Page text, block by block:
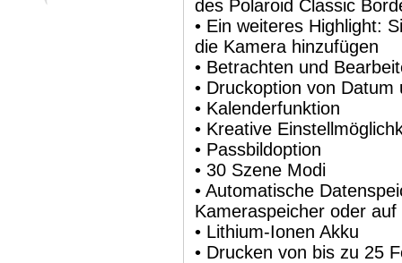
des Polaroid Classic
• Ein weiteres Highlight:
die Kamera hinzufügen
• Betrachten und
• Druckoption von
• Kalenderfunktion
• Kreative
• Passbildoption
• 30 Szene Modi
• Automatische
Kameraspeicher oder auf
• Lithium-Ionen Akku
• Drucken von bis zu 25